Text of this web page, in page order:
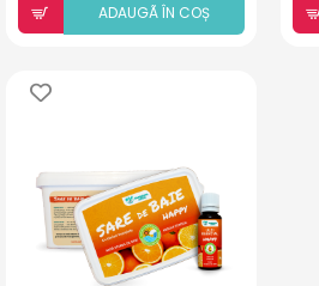
ADAUGÃ ÎN COȘ